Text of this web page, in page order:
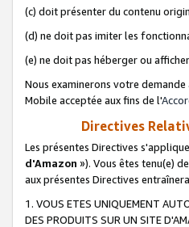
(c) doit présenter du contenu
(d) ne doit pas imiter les
(e) ne doit pas héberger ou
Nous examinerons votre
Mobile acceptée aux fins de l'
Directives
Les présentes Directives
d'Amazon »). Vous êtes tenu(e)
aux présentes Directives
1. VOUS ETES UNIQUEMENT
DES PRODUITS SUR UN SITE